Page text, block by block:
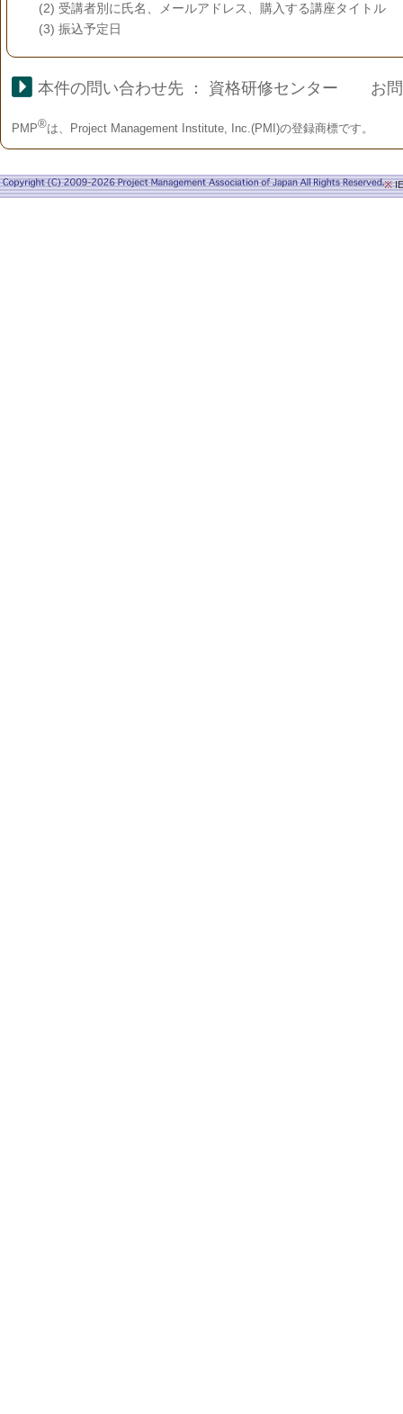
(2) 受講者別に氏名、メールアドレス、購入する講座タイトル
(3) 振込予定日
本件の問い合わせ先 ： 資格研修センター お
PMP®は、Project Management Institute, Inc.(PMI)の登録商標です。
※